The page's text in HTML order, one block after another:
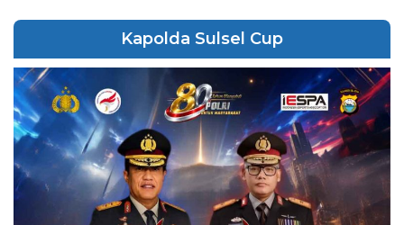
Kapolda Sulsel Cup